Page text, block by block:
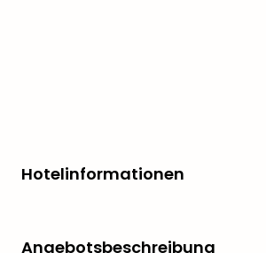
Hotelinformationen
Angebotsbeschreibung